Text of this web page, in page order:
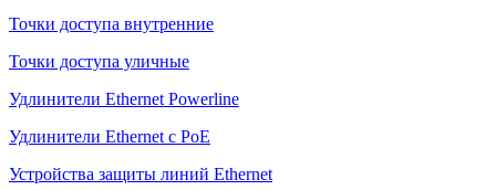
Точки доступа внутренние
Точки доступа уличные
Удлинители Ethernet Powerline
Удлинители Ethernet с PoE
Устройства защиты линий Ethernet